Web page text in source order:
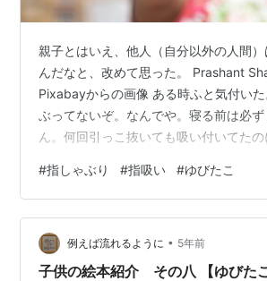
親子とはいえ、他人（自分以外の人間
んだなと、改めて思った。 Prashant
Pixabayからの画像 ある時ふと気付い
ぶってないぞ。なんでや。寝る前は必
ん。何回引っこ抜いても吸い付いてたの
「経験者」が多いことに驚いた。全員や
年齢も違うけど、共通してたのは、“自
だった。なんで指なんかしゃぶってん
らすっぱりやめたとみんな言う。何かは
ど、トリガーがどこかにあるらしい。
#指しゃぶり #指吸い #ゆびたこ
例えば流れるように • 5年前
子供の絵本紹介 その八 【ゆびたこ